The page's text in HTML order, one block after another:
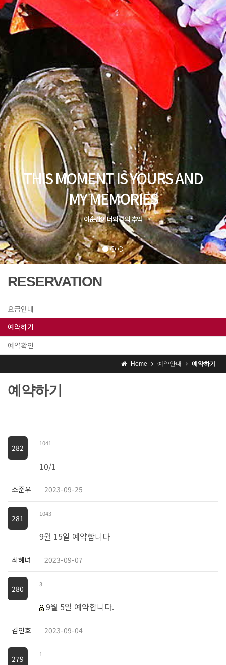
RESERVATION
요금안내
예약하기
예약확인
Home 예약안내 예약하기
예약하기
1041
282
10/1
소준우 2023-09-25
1043
281
9월 15일 예약합니다
최혜녀 2023-09-07
3
280
9월 5일 예약합니다.
김인호 2023-09-04
1
279